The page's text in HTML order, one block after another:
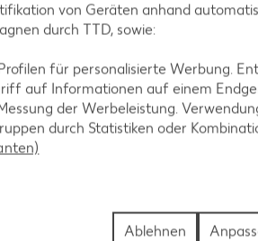
mischen.
überbackenen Zanderfilets
von Geräten anhand
durch TTD, sowie:
für personalisierte Werbung.
auf Informationen auf einem
der Werbeleistung.
durch Statistiken oder
Ablehnen